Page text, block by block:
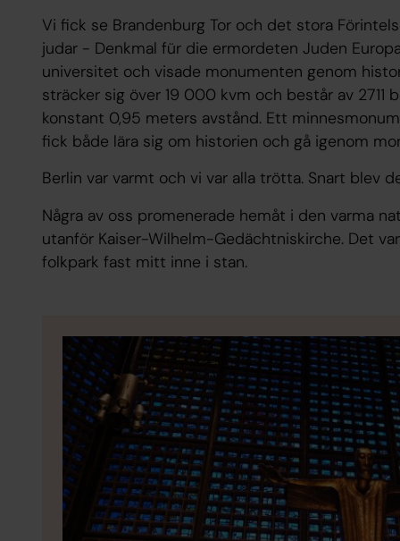
Vi fick se Brandenburg Tor och det stora
judar - Denkmal für die ermordeten Juden
universitet och visade monumenten genom
sträcker sig över 19 000 kvm och består av 2711
konstant 0,95 meters avstånd. Ett
fick både lära sig om historien och gå igenom
Berlin var varmt och vi var alla trötta. Snart blev
Några av oss promenerade hemåt i den varma
utanför Kaiser-Wilhelm-Gedächtniskirche. Det
folkpark fast mitt inne i stan.